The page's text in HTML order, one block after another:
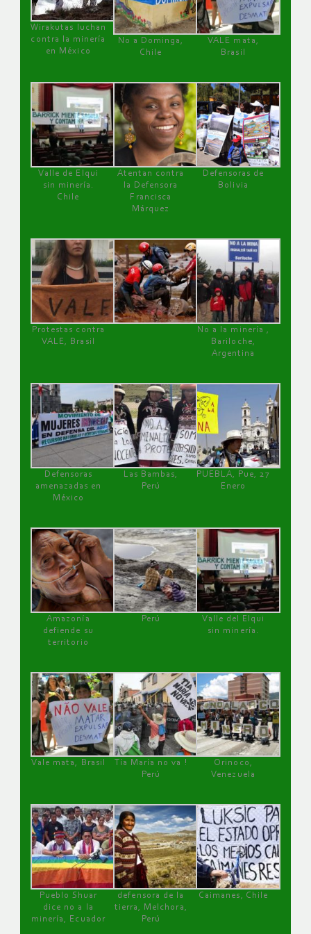
Wirakutas luchan
contra la minería
en México
No a Dominga,
Chile
VALE mata,
Brasil
Valle de Elqui
sin minería.
Chile
Atentan contra
la Defensora
Francisca
Márquez
Defensoras de
Bolivia
Protestas contra
VALE, Brasil
No a la minería ,
Bariloche,
Argentina
Defensoras
amenazadas en
México
Las Bambas,
Perú
PUEBLA, Pue, 27
Enero
Amazonía
defiende su
territorio
Perú
Valle del Elqui
sin minería.
Vale mata, Brasil
Tía María no va !
Perú
Orinoco,
Venezuela
Pueblo Shuar
dice no a la
minería, Ecuador
defensora de la
tierra, Melchora,
Perú
Caimanes, Chile